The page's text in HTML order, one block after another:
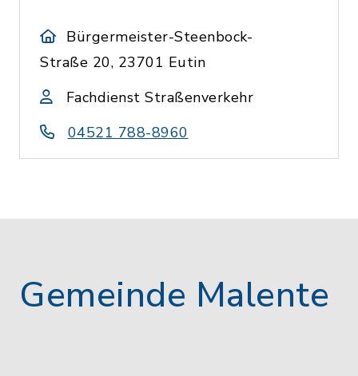
Bürgermeister-Steenbock-
Straße 20, 23701 Eutin
Fachdienst Straßenverkehr
04521 788-8960
Gemeinde Malente